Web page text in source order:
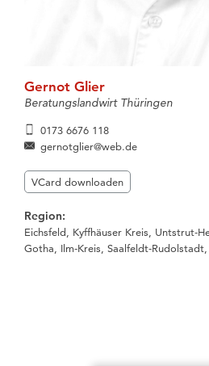
Gernot Glier
Beratungslandwirt Thüringen
0173 6676 118
gernotglier@web.de
VCard downloaden
Region:
Eichsfeld, Kyffhäuser Kreis, Untstrut-
Gotha, Ilm-Kreis, Saalfeldt-